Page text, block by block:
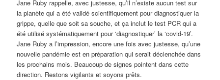
Jane Ruby rappelle, avec justesse, qu’il n’existe aucun test sur
la planète qui a été validé scientifiquement pour diagnostiquer la
grippe, quelle que soit sa souche, et ça inclut le test PCR qui a
été utilisé systématiquement pour ‘diagnostiquer’ la ‘covid-19’.
Jane Ruby a l’impression, encore une fois avec justesse, qu’une
nouvelle pandémie est en préparation qui serait déclenchée dans
les prochains mois. Beaucoup de signes pointent dans cette
direction. Restons vigilants et soyons prêts.